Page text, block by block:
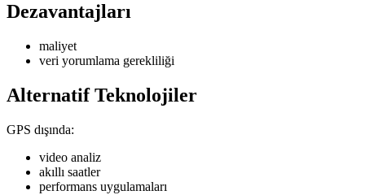
Dezavantajları
maliyet
veri yorumlama gerekliliği
Alternatif Teknolojiler
GPS dışında:
video analiz
akıllı saatler
performans uygulamaları